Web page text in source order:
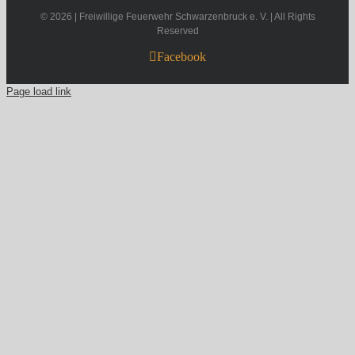
© 2026 | Freiwillige Feuerwehr Schwarzenbruck e. V. | All Rights
Reserved
Facebook
Page load link